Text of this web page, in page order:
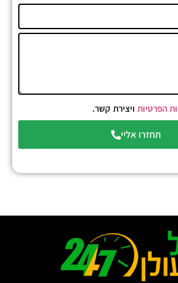
הפרטיות ויצירת קשר.
תחזרו אליי